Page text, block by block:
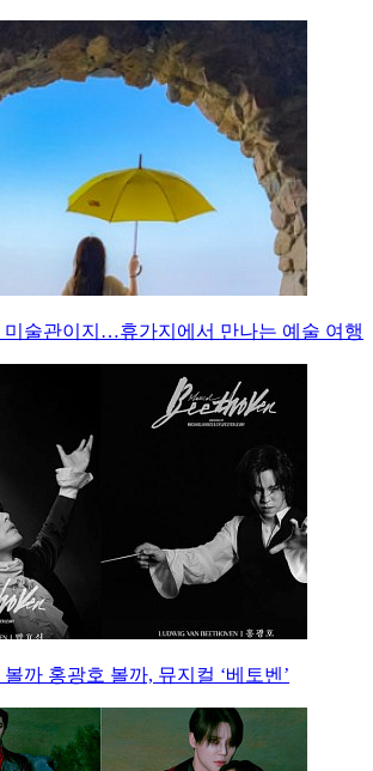
미술관이지…휴가지에서 만나는 예술 여행
까 홍광호 볼까, 뮤지컬 ‘베토벤’